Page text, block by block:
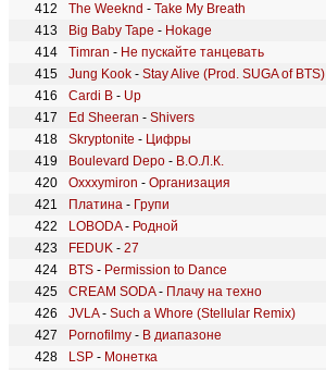
The Weeknd - Take My Breath
Big Baby Tape - Hokage
Timran - Не пускайте танцевать
Jung Kook - Stay Alive (Prod. SUGA of BTS)
Cardi B - Up
Ed Sheeran - Shivers
Skryptonite - Цифры
Boulevard Depo - В.О.Л.К.
Oxxxymiron - Организация
Платина - Групи
LOBODA- Родной
FEDUK - 27
BTS - Permission to Dance
CREAM SODA- Плачу на техно
JVLA- Such a Whore (Stellular Remix)
Pornofilmy - В диапазоне
LSP - Монетка